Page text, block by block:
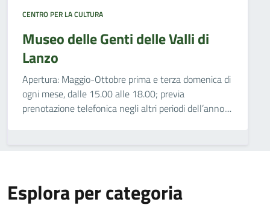
CENTRO PER LA CULTURA
Museo delle Genti delle Valli di
Lanzo
Apertura: Maggio-Ottobre prima e terza domenica di
ogni mese, dalle 15.00 alle 18.00; previa
prenotazione telefonica negli altri periodi dell’anno....
Esplora per categoria